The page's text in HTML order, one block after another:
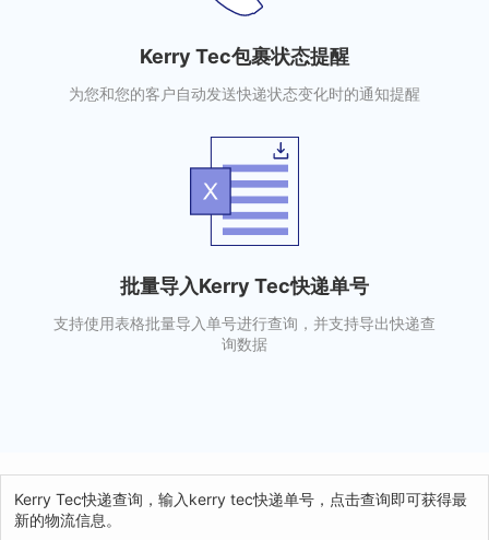
Kerry Tec包裹状态提醒
为您和您的客户自动发送快递状态变化时的通知提醒
批量导入Kerry Tec快递单号
支持使用表格批量导入单号进行查询，并支持导出快递查
询数据
Kerry Tec快递查询，输入kerry tec快递单号，点击查询即可获得最
新的物流信息。